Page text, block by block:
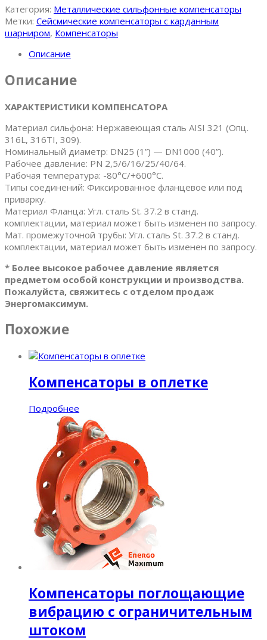
Категория: Металлические сильфонные компенсаторы
Метки: Cейсмические компенсаторы с карданным
шарниром, Компенсаторы
Описание
Описание
ХАРАКТЕРИСТИКИ КОМПЕНСАТОРА
Материал сильфона: Нержавеющая cталь AISI 321 (Опц.
316L, 316TI, 309).
Номинальный диаметр: DN25 (1”) — DN1000 (40”).
Рабочее давление: PN 2,5/6/16/25/40/64.
Рабочая температура: -80°C/+600°C.
Типы соединений: Фиксированное фланцевое или под
приварку.
Материал Фланца: Угл. сталь St. 37.2 в станд.
комплектации, материал может быть изменен по запросу.
Мат. промежуточной трубы: Угл. сталь St. 37.2 в станд.
комплектации, материал может быть изменен по запросу.
* Более высокое рабочее давление является
предметом особой конструкции и производства.
Пожалуйста, свяжитесь с отделом продаж
Энергомаксимум.
Похожие
Компенсаторы в оплетке
Подробнее
Компенсаторы поглощающие
вибрацию с ограничительным
штоком